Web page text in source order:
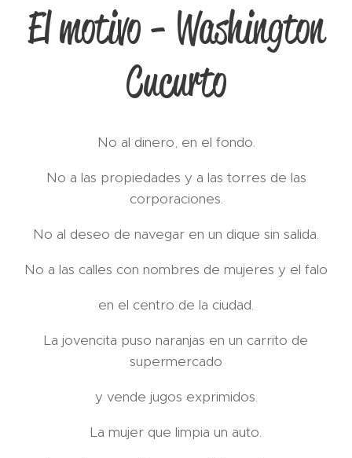
El motivo - Washington
Cucurto
No al dinero, en el fondo.
No a las propiedades y a las torres de las
corporaciones.
No al deseo de navegar en un dique sin salida.
No a las calles con nombres de mujeres y el falo
en el centro de la ciudad.
La jovencita puso naranjas en un carrito de
supermercado
y vende jugos exprimidos.
La mujer que limpia un auto.